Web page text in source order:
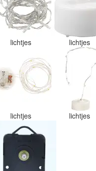
lichtjes lichtjes
lichtjes lichtjes